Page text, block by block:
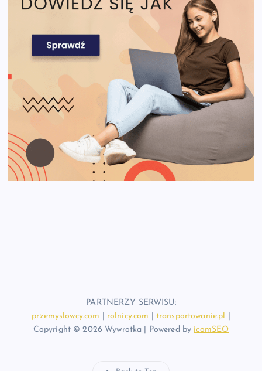
PARTNERZY SERWISU:
przemyslowcy.com
rolnicy.com transportowanie.pl
Copyright © 2026 Wywrotka | Powered by icomSEO